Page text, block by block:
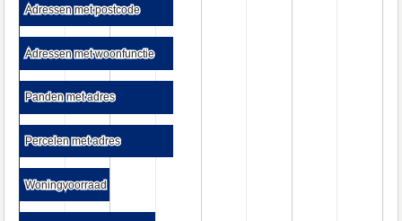
Adressen met postcode
Adressen met postcode
Adressen met woonfunctie
Adressen met woonfunctie
Panden met adres
Panden met adres
Percelen met adres
Percelen met adres
Woningvoorraad
Woningvoorraad